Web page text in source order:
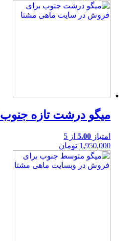
میگو درشت تازه جنوب
امتیاز 5.00 از 5
1,950,000 تومان